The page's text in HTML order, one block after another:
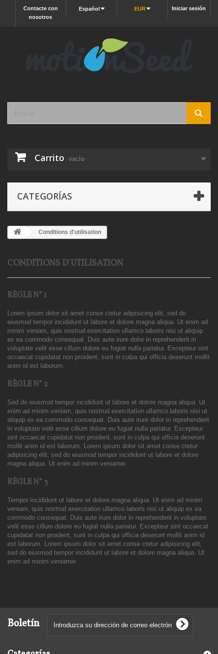
Iniciar sesión
EUR
Español
Contacte con
nosotros
Carrito vacío
CATEGORÍAS
Conditions d'utilisation
CONDITIONS D'UTILISATION
RÈGLE N° 1
Lorem ipsum dolor sit amet conse ctetur adipisicing elit, sed do
eiusmod tempor incididunt ut labore et dolore magna aliqua. Ut enim ad
minim veniam, quis nostrud exercitation ullamco laboris nisi ut aliquip
ex ea commodo consequat. Duis aute irure dolor in reprehenderit in
voluptate velit esse cillum dolore eu fugiat nulla pariatur. Excepteur sint
occaecat cupidatat non proident, sunt in culpa qui officia deserunt mollit
anim id est laborum.
RÈGLE N° 2
Sed do eiusmod tempor incididunt ut labore et dolore magna aliqua. Ut
enim ad minim veniam, quis nostrud exercitation ullamco laboris nisi ut
aliquip ex ea commodo consequat. Duis aute irure dolor in reprehenderit
in voluptate velit esse cillum dolore eu fugiat nulla pariatur. Excepteur
sint occaecat cupidatat non proident, sunt in culpa qui officia deserunt
mollit anim id est laborum. Lorem ipsum dolor sit amet conse ctetur
adipisicing elit, sed do eiusmod tempor incididunt ut labore et dolore
magna aliqua. Ut enim ad minim veniamю
RÈGLE N° 3
Tempor incididunt ut labore et dolore magna aliqua. Ut enim ad minim
veniam, quis nostrud exercitation ullamco laboris nisi ut aliquip ex ea
commodo consequat. Duis aute irure dolor in reprehenderit in voluptate
velit esse cillum dolore eu fugiat nulla pariatur. Excepteur sint occaecat
cupidatat non proident, sunt in culpa qui officia deserunt mollit anim id
est laborum. Lorem ipsum dolor sit amet conse ctetur adipisicing elit,
sed do eiusmod tempor incididunt ut labore et dolore magna aliqua. Ut
enim ad minim veniamю
Boletín